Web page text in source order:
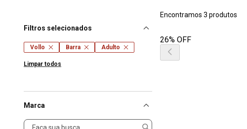
Filtros selecionados
Vollo Barra Adulto
Limpar todos
Marca
Marca
Encontramos 3 produtos
26% OFF